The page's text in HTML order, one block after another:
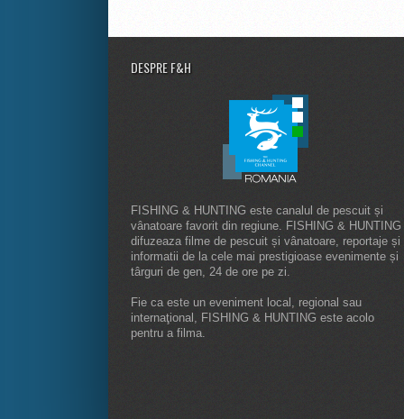
DESPRE F&H
FISHING & HUNTING este canalul de pescuit și
vânatoare favorit din regiune. FISHING & HUNTING
difuzeaza filme de pescuit și vânatoare, reportaje și
informatii de la cele mai prestigioase evenimente și
târguri de gen, 24 de ore pe zi.
Fie ca este un eveniment local, regional sau
internaţional, FISHING & HUNTING este acolo
pentru a filma.